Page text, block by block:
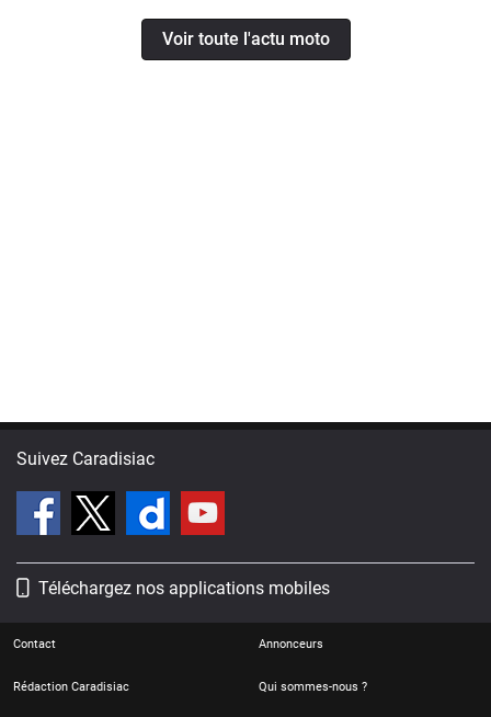
Voir toute l'actu moto
Suivez Caradisiac
Téléchargez nos applications mobiles
Contact Annonceurs
Rédaction Caradisiac Qui sommes-nous ?